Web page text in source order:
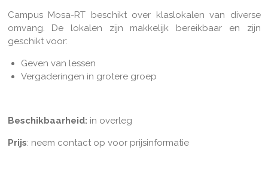
Campus Mosa-RT beschikt over klaslokalen van diverse
omvang. De lokalen zijn makkelijk bereikbaar en zijn
geschikt voor:
Geven van lessen
Vergaderingen in grotere groep
Beschikbaarheid: in overleg
Prijs: neem contact op voor prijsinformatie